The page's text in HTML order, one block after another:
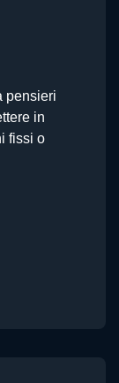
pensieri
in
fissi o